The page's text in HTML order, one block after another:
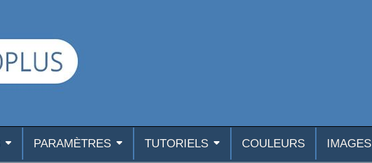
PARAMÈTRES TUTORIELS COULEURS IMAGES